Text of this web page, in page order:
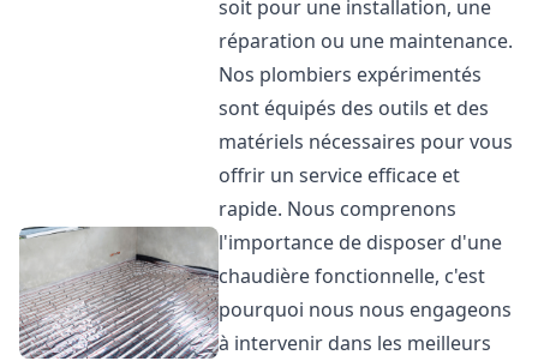
soit pour une installation, une
réparation ou une maintenance.
Nos plombiers expérimentés
sont équipés des outils et des
matériels nécessaires pour vous
offrir un service efficace et
rapide. Nous comprenons
l'importance de disposer d'une
chaudière fonctionnelle, c'est
pourquoi nous nous engageons
à intervenir dans les meilleurs